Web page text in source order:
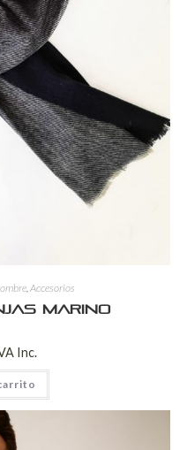
Accesorios
marino
Inc.